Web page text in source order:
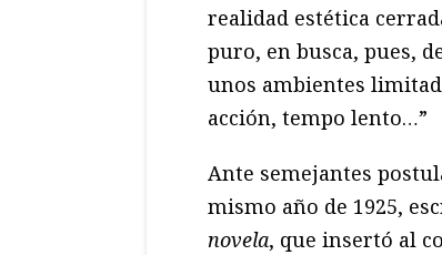
realidad estética
puro, en busca, pues,
unos ambientes
acción, tempo lento…”
Ante semejantes
mismo año de 1925,
novela, que insertó al